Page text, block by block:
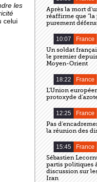
les
celui
Après la mort
réaffirme que "la
purement
10:07
France
Un soldat
le premier
Moyen-Orient
18:22
France
L'Union
protoxyde
12:25
France
Pas
la réunion des
15:45
France
Sébastien
partis politiques
discussion sur
Iran